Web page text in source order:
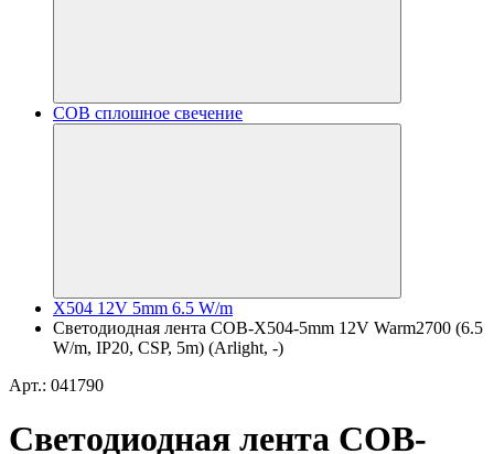
COB сплошное свечение
X504 12V 5mm 6.5 W/m
Светодиодная лента COB-X504-5mm 12V Warm2700 (6.5
W/m, IP20, CSP, 5m) (Arlight, -)
Арт.: 041790
Светодиодная лента COB-